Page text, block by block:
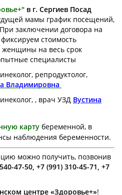
в г. Сергиев Посад
мамы график посещений,
заключении договора на
стоимость
на весь срок
специалисты
репродуктолог,
Владимировна
, врач УЗД Вустина
карту беременной, в
наблюдения беременности.
можно получить, позвонив
47-50, +7 (991) 310-45-71, +7
центре «Здоровье+»!